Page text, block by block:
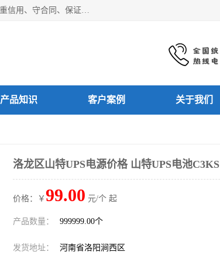
洛阳迎疆电子技术有限公司从事：洛阳山特UPS电源维修等服务。洛阳迎疆电子技术有限公司实力雄厚，重信用、守合同、保证产品质量，以多品种经营特色和薄利多销的原则，赢得了广大客户的信任。公司的宗旨——用服务求发展，用质量求生存！
产品知识 客户案例 关于我们
洛龙区山特UPS电源价格 山特UPS电池C3KS
价格：￥ 99.00 元/个 起
产品数量： 999999.00个
发货地址： 河南省洛阳涧西区